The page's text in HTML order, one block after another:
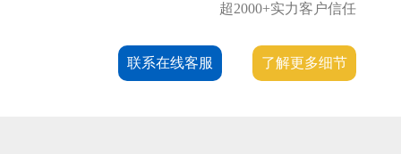
超2000+实力客户信任
联系在线客服 了解更多细节